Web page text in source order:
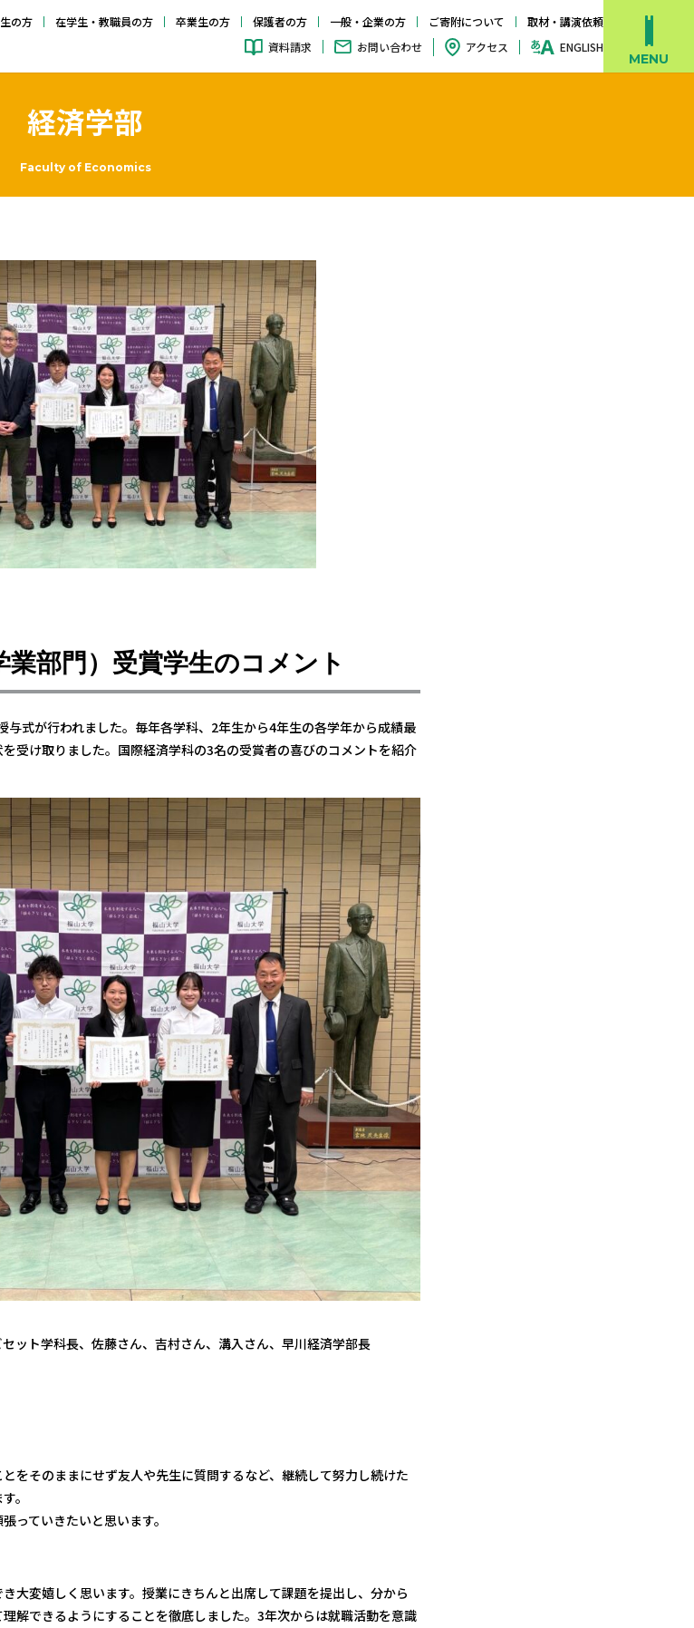
の方 在学生・教職員の方 卒業生の方 保護者の方 一般・企業の方 ご寄附について
取材・講演依頼
資料請求
お問い合わせ アクセス ENGLISH
経済学部
Faculty of Economics
部門）受賞学生のコメント
式が行われました。毎年各学科、2年生から4年生の各学年から成績最
受け取りました。国際経済学科の3名の受賞者の喜びのコメントを紹介
ット学科長、佐藤さん、吉村さん、溝入さん、早川経済学部長
をそのままにせず友人や先生に質問するなど、継続して努力し続けた
。
っていきたいと思います。
大変嬉しく思います。授業にきちんと出席して課題を提出し、分から
解できるようにすることを徹底しました。3年次からは就職活動を意識